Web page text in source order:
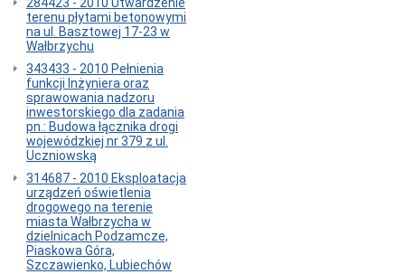
ex
ante
Archiwum
zapytań
ofertowych
Działy
Reklama,
plakaty
ZDiK
Wałbrzych
wiaty
przystankowe
terenu płytami betonowymi
na ul. Basztowej 17-23 w
Wałbrzychu
343433 - 2010 Pełnienia
funkcji Inżyniera oraz
sprawowania nadzoru
inwestorskiego dla zadania
pn.: Budowa łącznika drogi
wojewódzkiej nr 379 z ul.
Uczniowską
314687 - 2010 Eksploatacja
urządzeń oświetlenia
drogowego na terenie
miasta Wałbrzycha w
dzielnicach Podzamcze,
Piaskowa Góra,
Szczawienko, Lubiechów